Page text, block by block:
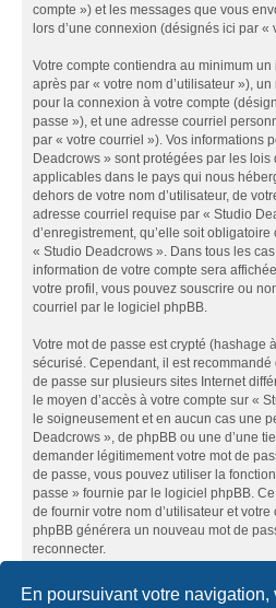
En poursuivant votre navigation,
compte ») et les messages que vous
lors d’une connexion (désignés ici par «
Votre compte contiendra au minimum
après par « votre nom d’utilisateur »),
pour la connexion à votre compte
passe »), et une adresse courriel
par « votre courriel »). Vos informations
Deadcrows » sont protégées par les
applicables dans le pays qui nous
dehors de votre nom d’utilisateur, de
adresse courriel requise par « Studio
d’enregistrement, qu’elle soit
« Studio Deadcrows ». Dans tous les
information de votre compte sera
votre profil, vous pouvez souscrire ou
courriel par le logiciel phpBB.
Votre mot de passe est crypté (hashage
sécurisé. Cependant, il est
de passe sur plusieurs sites Internet
le moyen d’accès à votre compte sur «
le soigneusement et en aucun cas une
Deadcrows », de phpBB ou une d’une
demander légitimement votre mot de
de passe, vous pouvez utiliser la
passe » fournie par le logiciel phpBB.
de fournir votre nom d’utilisateur et
phpBB générera un nouveau mot de
reconnecter.